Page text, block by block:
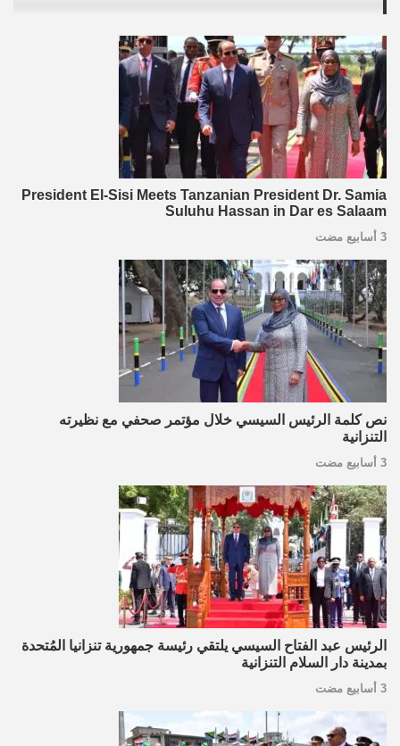
President El-Sisi Meets Tanzanian President Dr. Samia
Suluhu Hassan in Dar es Salaam
3 أسابيع مضت
نص كلمة الرئيس السيسي خلال مؤتمر صحفي مع نظيرته
التنزانية
3 أسابيع مضت
الرئيس عبد الفتاح السيسي يلتقي رئيسة جمهورية تنزانيا المُتحدة
بمدينة دار السلام التنزانية
3 أسابيع مضت